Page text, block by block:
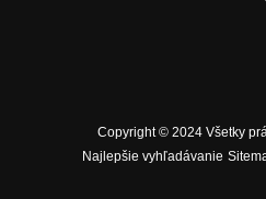
Copyright © 2024 Všetky
Najlepšie vyhľadávanie